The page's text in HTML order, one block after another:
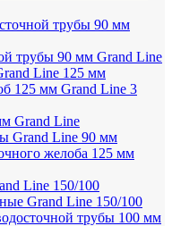
трубы 90 мм
трубы 90 мм Grand Line
Line 125 мм
125 мм Grand Line 3
Grand Line
Grand Line 90 мм
желоба 125 мм
Line 150/100
Grand Line 150/100
трубы 100 мм